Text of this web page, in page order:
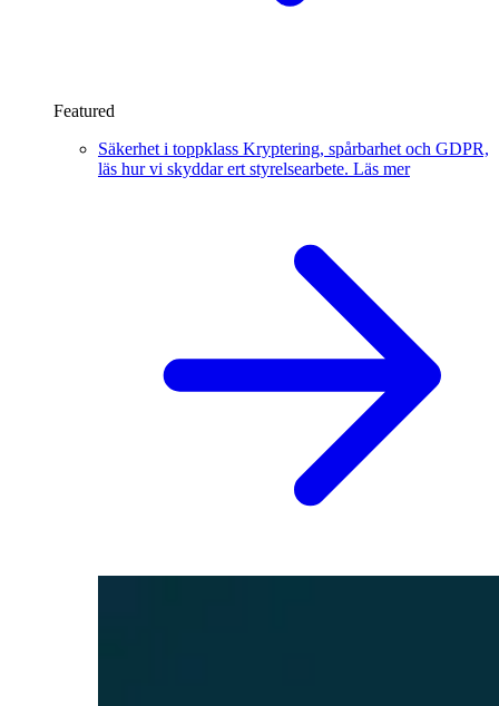
Featured
Säkerhet i toppklass Kryptering, spårbarhet och GDPR,
läs hur vi skyddar ert styrelsearbete. Läs mer